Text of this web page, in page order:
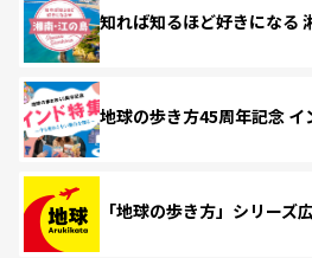
知れば知るほど好きになる
地球の歩き方45周年記念 イ
「地球の歩き方」シリーズ